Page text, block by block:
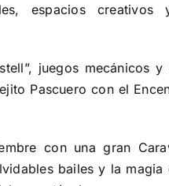
espacios creativos
juegos mecánicos
Pascuero con el
con una gran
bailes y la magia